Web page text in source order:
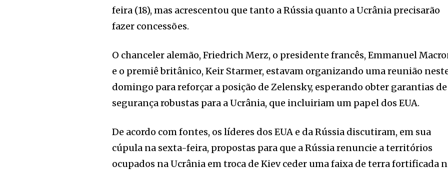
feira (18), mas acrescentou que tanto a Rússia quanto a Ucrânia precisarão
fazer concessões.
O chanceler alemão, Friedrich Merz, o presidente francês, Emmanuel
e o premiê britânico, Keir Starmer, estavam organizando uma reunião
domingo para reforçar a posição de Zelensky, esperando obter garantias de
segurança robustas para a Ucrânia, que incluiriam um papel dos EUA.
De acordo com fontes, os líderes dos EUA e da Rússia discutiram, em sua
cúpula na sexta-feira, propostas para que a Rússia renuncie a territórios
ocupados na Ucrânia em troca de Kiev ceder uma faixa de terra fortificada